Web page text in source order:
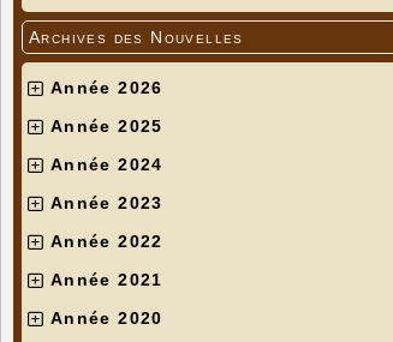
Archives des Nouvelles
Année 2026
Année 2025
Année 2024
Année 2023
Année 2022
Année 2021
Année 2020